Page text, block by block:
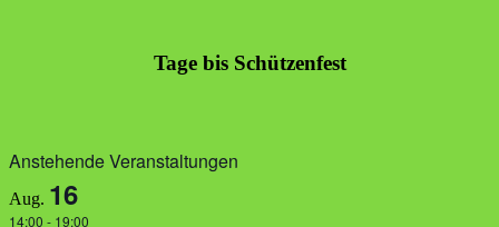
Tage bis Schützenfest
Anstehende Veranstaltungen
Aug. 16
14:00 - 19:00